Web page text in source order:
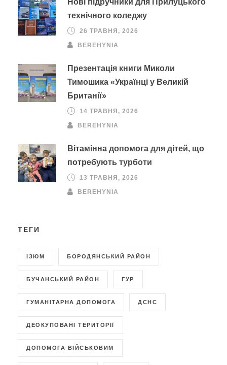
Нові підручники для Прилуцького
технічного коледжу
26 ТРАВНЯ, 2026
BEREHYNIA
Презентація книги Миколи
Тимошика «Українці у Великій
Британії»
14 ТРАВНЯ, 2026
BEREHYNIA
Вітамінна допомога для дітей, що
потребують турботи
13 ТРАВНЯ, 2026
BEREHYNIA
ТЕГИ
ІЗЮМ БОРОДЯНСЬКИЙ РАЙОН
БУЧАНСЬКИЙ РАЙОН ГУР
ГУМАНІТАРНА ДОПОМОГА ДСНС
ДЕОКУПОВАНІ ТЕРИТОРІЇ
ДОПОМОГА ВІЙСЬКОВИМ